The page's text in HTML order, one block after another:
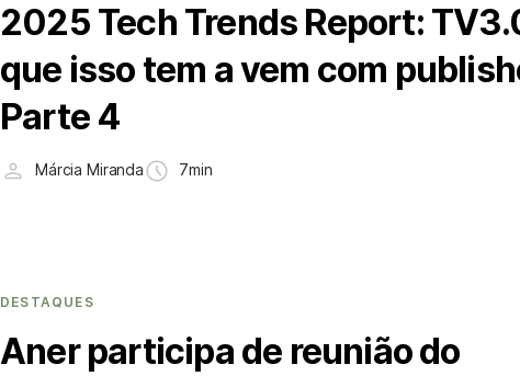
2025 Tech Trends Report:
que isso tem a vem com
Parte 4
Márcia Miranda 7min
DESTAQUES
Aner participa de reunião do